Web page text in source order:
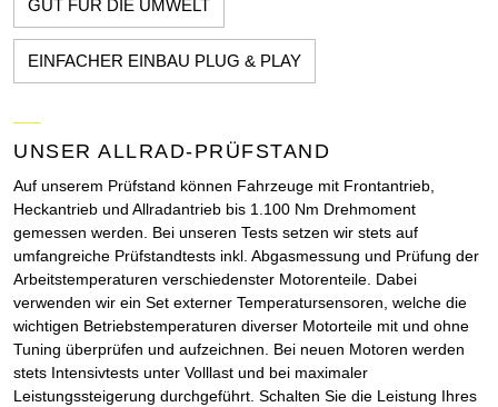
GUT FÜR DIE UMWELT
EINFACHER EINBAU PLUG & PLAY
UNSER ALLRAD-PRÜFSTAND
Auf unserem Prüfstand können Fahrzeuge mit Frontantrieb,
Heckantrieb und Allradantrieb bis 1.100 Nm Drehmoment
gemessen werden. Bei unseren Tests setzen wir stets auf
umfangreiche Prüfstandtests inkl. Abgasmessung und Prüfung der
Arbeitstemperaturen verschiedenster Motorenteile. Dabei
verwenden wir ein Set externer Temperatursensoren, welche die
wichtigen Betriebstemperaturen diverser Motorteile mit und ohne
Tuning überprüfen und aufzeichnen. Bei neuen Motoren werden
stets Intensivtests unter Volllast und bei maximaler
Leistungssteigerung durchgeführt. Schalten Sie die Leistung Ihres